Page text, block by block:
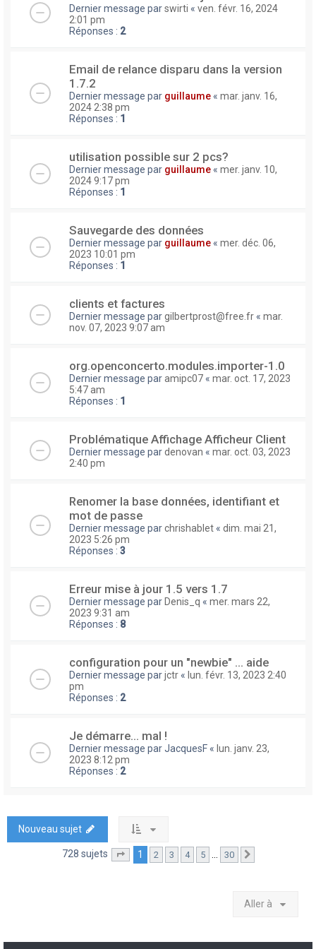
Dernier message parswirti « ven. févr. 16, 2024
2:01 pm
Réponses : 2
Email de relance disparu dans la version
1.7.2
Dernier message par guillaume « mar. janv. 16,
2024 2:38 pm
Réponses : 1
utilisation possible sur 2 pcs?
Dernier message par guillaume « mer. janv. 10,
2024 9:17 pm
Réponses : 1
Sauvegarde des données
Dernier message par guillaume « mer. déc. 06,
2023 10:01 pm
Réponses : 1
clients et factures
Dernier message pargilbertprost@free.fr « mar.
nov. 07, 2023 9:07 am
org.openconcerto.modules.importer-1.0
Dernier message paramipc07 « mar. oct. 17, 2023
5:47 am
Réponses : 1
Problématique Affichage Afficheur Client
Dernier message pardenovan « mar. oct. 03, 2023
2:40 pm
Renomer la base données, identifiant et
mot de passe
Dernier message parchrishablet « dim. mai 21,
2023 5:26 pm
Réponses : 3
Erreur mise à jour 1.5 vers 1.7
Dernier message par Denis_q « mer. mars 22,
2023 9:31 am
Réponses : 8
configuration pour un "newbie" ... aide
Dernier message parjctr « lun. févr. 13, 2023 2:40
pm
Réponses : 2
Je démarre... mal !
Dernier message parJacquesF « lun. janv. 23,
2023 8:12 pm
Réponses : 2
Nouveau sujet
728 sujets Page sur30
1 2 3 4 5 … 30
Aller à